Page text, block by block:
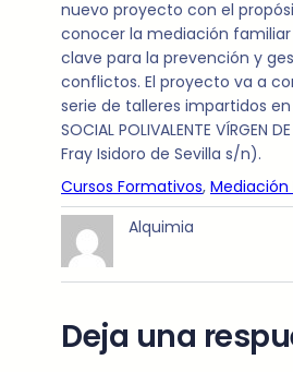
nuevo proyecto con el
conocer la mediación
clave para la prevención y
conflictos. El proyecto va a
serie de talleres impartidos en
SOCIAL POLIVALENTE VÍRGEN
Fray Isidoro de Sevilla s/n).
Cursos Formativos, Mediación
Alquimia
Deja una